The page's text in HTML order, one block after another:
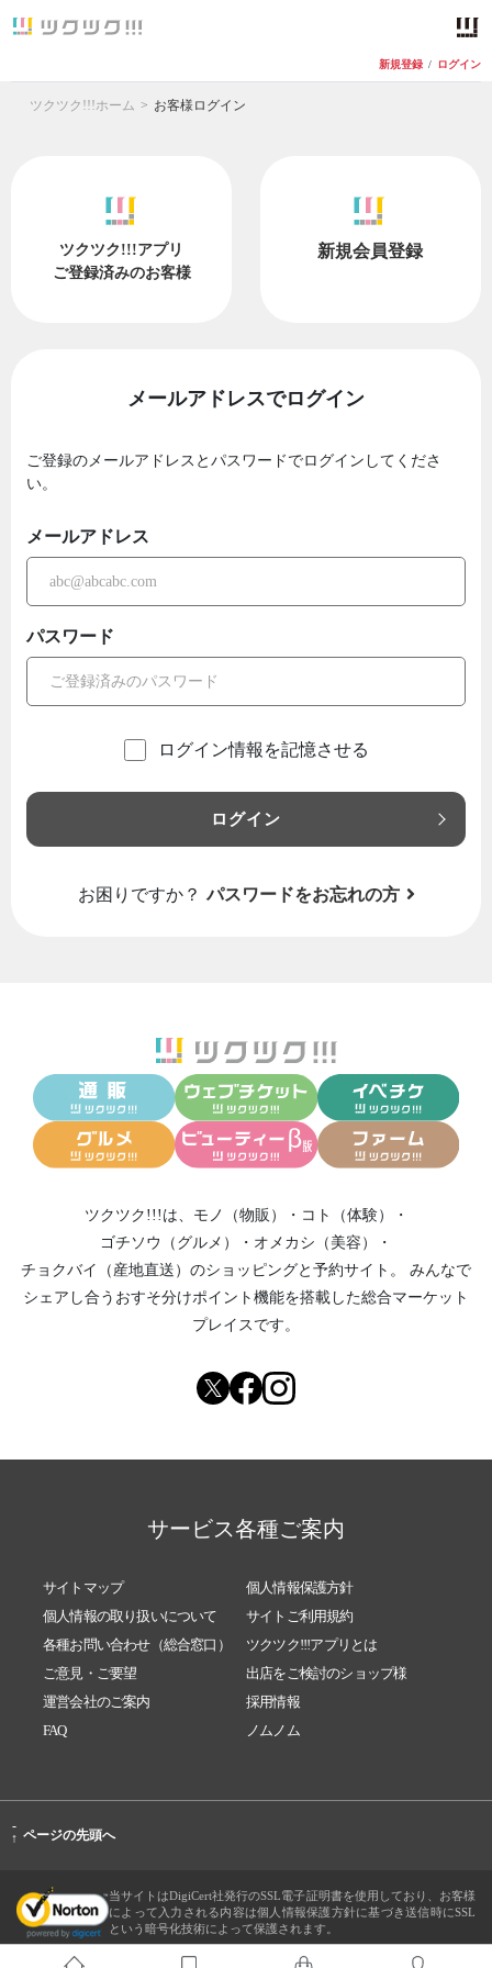
新規登録 / ログイン
ツクツク!!!ホーム お客様ログイン
ツクツク!!!アプリ
ご登録済みのお客様
新規会員登録
メールアドレスでログイン
ご登録のメールアドレスとパスワードでログインしてくださ
い。
メールアドレス
パスワード
ログイン情報を記憶させる
ログイン
お困りですか？ パスワードをお忘れの方
ツクツク!!!は、 モノ（物販） ・ コト（体験）
・
ゴチソウ（グルメ）
・ オメカシ（美容）
・
チョクバイ（産地直送） のショッピングと予約サイト。
みんなで
シェアし合う おすそ分けポイント機能を搭載した総合マーケット
プレイスです。
サービス各種ご案内
サイトマップ
個人情報保護方針
個人情報の取り扱いについて
サイトご利用規約
各種お問い合わせ（総合窓口）
ツクツク!!!アプリとは
ご意見・ご要望
出店をご検討のショップ様
運営会社のご案内
採用情報
FAQ
ノムノム
-
↑ ページの先頭へ
当サイトはDigiCert社発行のSSL電子証明書を使用しており、お客様
によって入力される内容は個人情報保護方針に基づき送信時にSSL
という暗号化技術によって保護されます。